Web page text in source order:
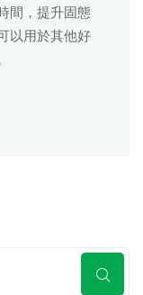
間，提升固態
以用於其他好